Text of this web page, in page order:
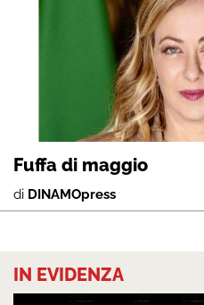
Fuffa di maggio
di DINAMOpress
IN EVIDENZA